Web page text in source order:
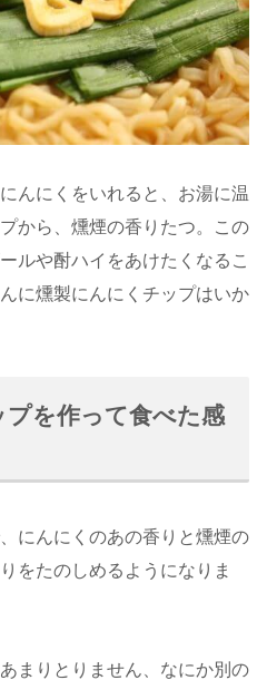
んにくをいれると、お湯に温
から、燻煙の香りたつ。この
ルや酎ハイをあけたくなるこ
に燻製にんにくチップはいか
を作って食べた感
にんにくのあの香りと燻煙の
をたのしめるようになりま
まりとりません、なにか別の